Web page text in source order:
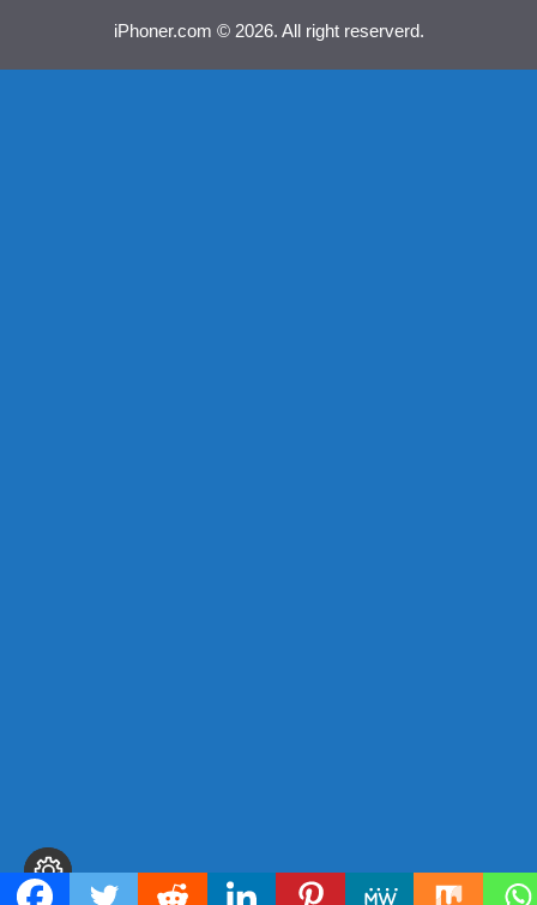
iPhoner.com © 2026. All right reserverd.